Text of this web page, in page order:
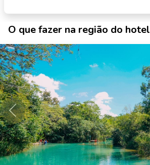
O que fazer na região do hotel
Anterior